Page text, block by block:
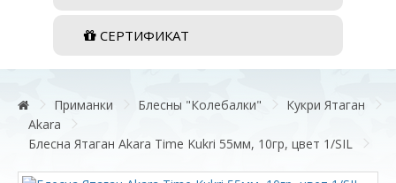
СЕРТИФИКАТ
Приманки Блесны "Колебалки"
Кукри Ятаган
Akara
Блесна Ятаган Akara Time Kukri 55мм, 10гр, цвет 1/SIL